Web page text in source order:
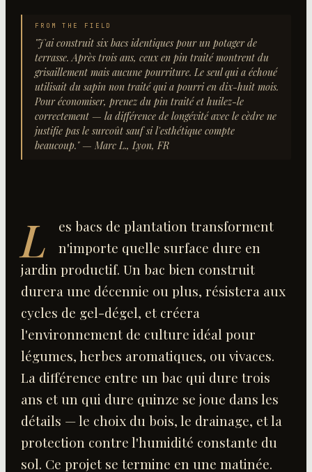
FROM THE FIELD
"J'ai construit six bacs identiques pour un potager de
terrasse. Après trois ans, ceux en pin traité montrent du
grisaillement mais aucune pourriture. Le seul qui a échoué
utilisait du sapin non traité qui a pourri en dix-huit mois.
Pour économiser, prenez du pin traité et huilez-le
correctement — la différence de longévité avec le cèdre ne
justifie pas le surcoût sauf si l'esthétique compte
beaucoup."— Marc L., Lyon, FR
L
es bacs de plantation transforment
n'importe quelle surface dure en
jardin productif. Un bac bien construit
durera une décennie ou plus, résistera aux
cycles de gel-dégel, et créera
l'environnement de culture idéal pour
légumes, herbes aromatiques, ou vivaces.
La différence entre un bac qui dure trois
ans et un qui dure quinze se joue dans les
détails — le choix du bois, le drainage, et la
protection contre l'humidité constante du
sol. Ce projet se termine en une matinée.